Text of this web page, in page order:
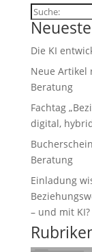
Suchen
Die KI
Neue Artikel
Beratung
Fachtag
digital,
Beratung
Einladung
– und mit KI?